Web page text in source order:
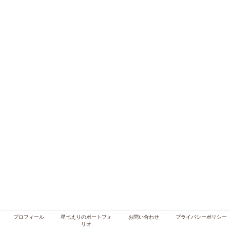
プロフィール
星七えりのポートフォ
リオ
お問い合わせ プライバシーポリシー